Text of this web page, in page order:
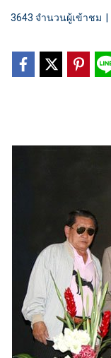
3643 จำนวนผู้เข้าชม